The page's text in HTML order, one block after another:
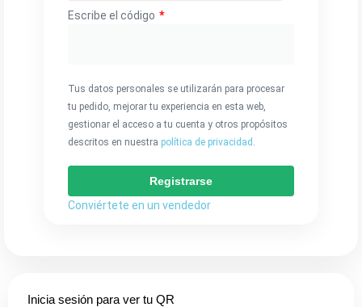
Escribe el código *
Tus datos personales se utilizarán para procesar
tu pedido, mejorar tu experiencia en esta web,
gestionar el acceso a tu cuenta y otros propósitos
descritos en nuestra política de privacidad .
Registrarse
Conviértete en un vendedor
Inicia sesión para ver tu QR